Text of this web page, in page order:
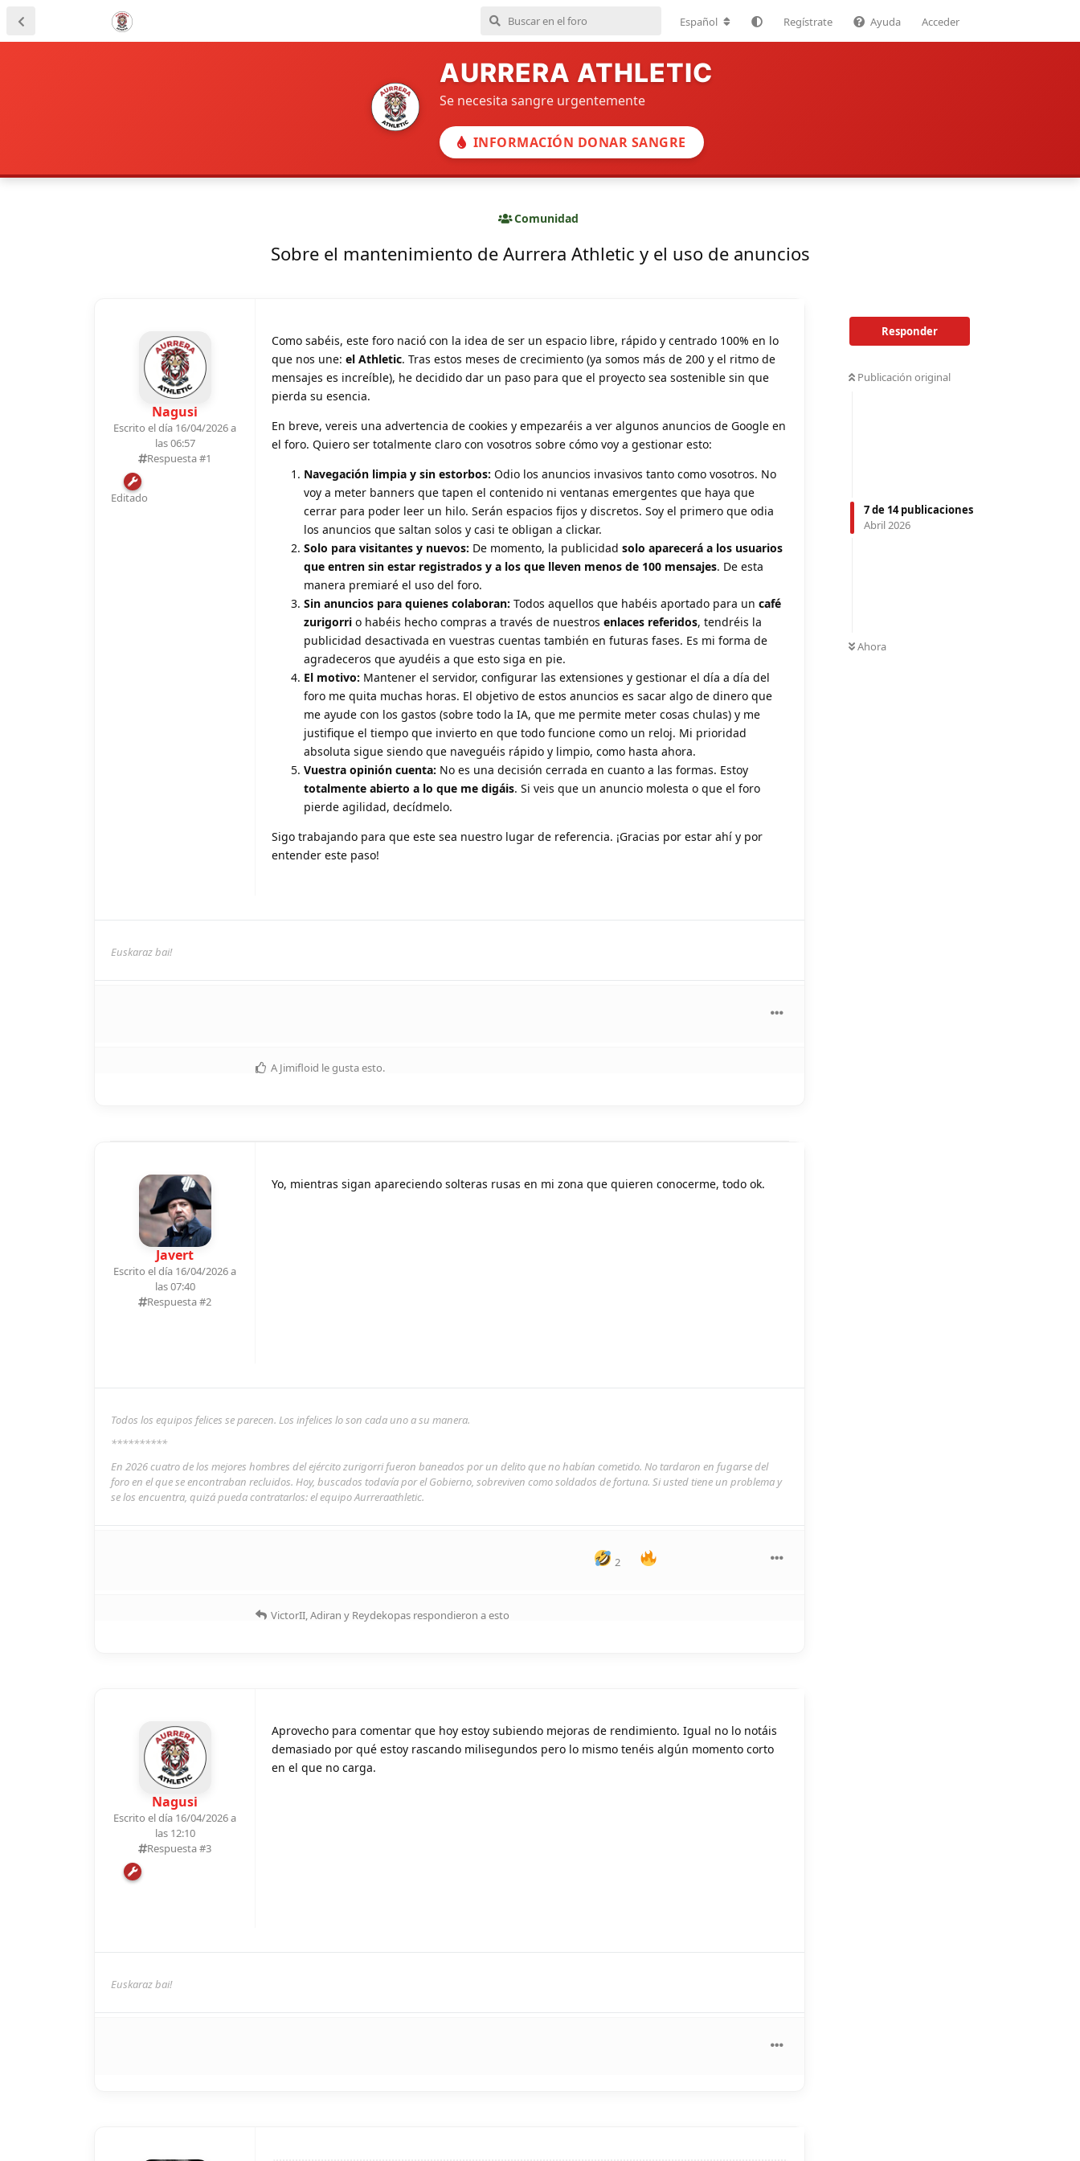
Español Regístrate Ayuda Acceder
AURRERA ATHLETIC
Se necesita sangre urgentemente
INFORMACIÓN DONAR SANGRE
Comunidad
Sobre el mantenimiento de Aurrera Athletic y el uso de anuncios
Responder
Publicación original
7de 14publicaciones
Abril 2026
Ahora
Nagusi
Escrito el día 16/04/2026 a
las 06:57
Respuesta #1
Editado
Como sabéis, este foro nació con la idea de ser un espacio libre, rápido y centrado 100% en lo
que nos une: el Athletic. Tras estos meses de crecimiento (ya somos más de 200 y el ritmo de
mensajes es increíble), he decidido dar un paso para que el proyecto sea sostenible sin que
pierda su esencia.
En breve, vereis una advertencia de cookies y empezaréis a ver algunos anuncios de Google en
el foro. Quiero ser totalmente claro con vosotros sobre cómo voy a gestionar esto:
Navegación limpia y sin estorbos: Odio los anuncios invasivos tanto como vosotros. No
voy a meter banners que tapen el contenido ni ventanas emergentes que haya que
cerrar para poder leer un hilo. Serán espacios fijos y discretos. Soy el primero que odia
los anuncios que saltan solos y casi te obligan a clickar.
Solo para visitantes y nuevos: De momento, la publicidad solo aparecerá a los usuarios
que entren sin estar registrados y a los que lleven menos de 100 mensajes. De esta
manera premiaré el uso del foro.
Sin anuncios para quienes colaboran: Todos aquellos que habéis aportado para un café
zurigorri o habéis hecho compras a través de nuestros enlaces referidos, tendréis la
publicidad desactivada en vuestras cuentas también en futuras fases. Es mi forma de
agradeceros que ayudéis a que esto siga en pie.
El motivo: Mantener el servidor, configurar las extensiones y gestionar el día a día del
foro me quita muchas horas. El objetivo de estos anuncios es sacar algo de dinero que
me ayude con los gastos (sobre todo la IA, que me permite meter cosas chulas) y me
justifique el tiempo que invierto en que todo funcione como un reloj. Mi prioridad
absoluta sigue siendo que naveguéis rápido y limpio, como hasta ahora.
Vuestra opinión cuenta: No es una decisión cerrada en cuanto a las formas. Estoy
totalmente abierto a lo que me digáis. Si veis que un anuncio molesta o que el foro
pierde agilidad, decídmelo.
Sigo trabajando para que este sea nuestro lugar de referencia. ¡Gracias por estar ahí y por
entender este paso!
Euskaraz bai!
A Jimifloid le gusta esto.
Javert
Escrito el día 16/04/2026 a
las 07:40
Respuesta #2
Yo, mientras sigan apareciendo solteras rusas en mi zona que quieren conocerme, todo ok.
Todos los equipos felices se parecen. Los infelices lo son cada uno a su manera.
**********
En 2026 cuatro de los mejores hombres del ejército zurigorri fueron baneados por un delito que no habían cometido. No tardaron en fugarse del
foro en el que se encontraban recluidos. Hoy, buscados todavía por el Gobierno, sobreviven como soldados de fortuna. Si usted tiene un problema y
se los encuentra, quizá pueda contratarlos: el equipo Aurreraathletic.
2
VictorII,Adiran y Reydekopas respondieron a esto
Nagusi
Escrito el día 16/04/2026 a
las 12:10
Respuesta #3
Aprovecho para comentar que hoy estoy subiendo mejoras de rendimiento. Igual no lo notáis
demasiado por qué estoy rascando milisegundos pero lo mismo tenéis algún momento corto
en el que no carga.
Euskaraz bai!